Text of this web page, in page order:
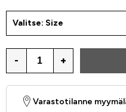
Valitse: Size
- +
Varastotilanne